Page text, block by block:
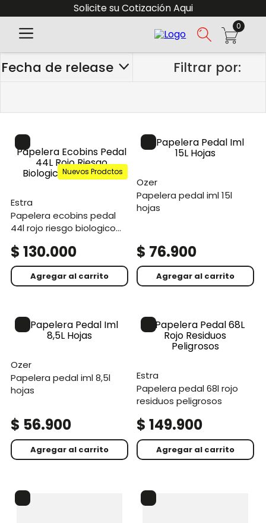
Solicite su Cotización Aqui
0
Fecha de release
Nuevos Prodctos
estra
papelera ecobins pedal
44l rojo riesgo biologico
$ 130.000
Agregar al carrito
ozer
papelera pedal iml 15l
hojas
$ 76.900
Agregar al carrito
ozer
papelera pedal iml 8,5l
hojas
$ 56.900
Agregar al carrito
estra
papelera pedal 68l rojo
residuos peligrosos
$ 149.900
Agregar al carrito